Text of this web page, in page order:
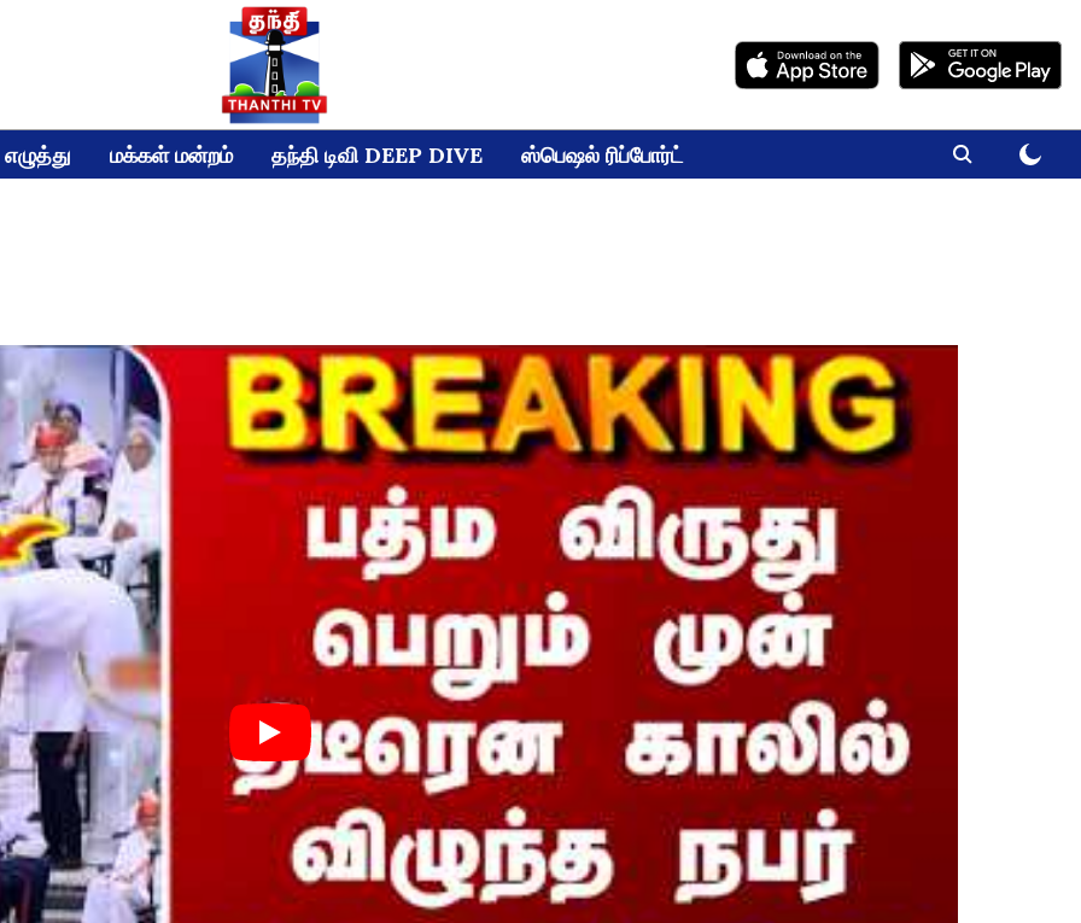
மக்கள் மன்றம் தந்தி டிவி DEEP DIVE ஸ்பெஷல் ரிப்போர்ட்